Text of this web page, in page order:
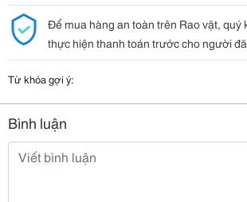
Để mua hàng an toàn trên Rao vặt, quý
thực hiện thanh toán trước cho người
Từ khóa gợi ý:
Bình luận